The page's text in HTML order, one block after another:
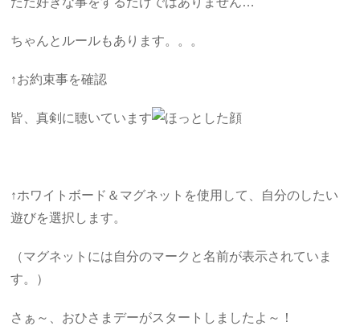
ちゃんとルールもあります。。。
↑お約束事を確認
皆、真剣に聴いています
↑ホワイトボード＆マグネットを使用して、自分のしたい
遊びを選択します。
（マグネットには自分のマークと名前が表示されていま
す。）
さぁ～、おひさまデーがスタートしましたよ～！